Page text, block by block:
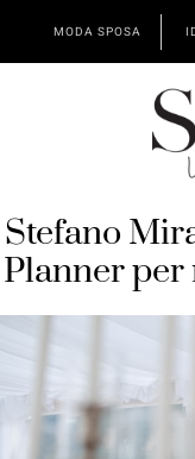
MODA SPOSA
Stefano
Planner per